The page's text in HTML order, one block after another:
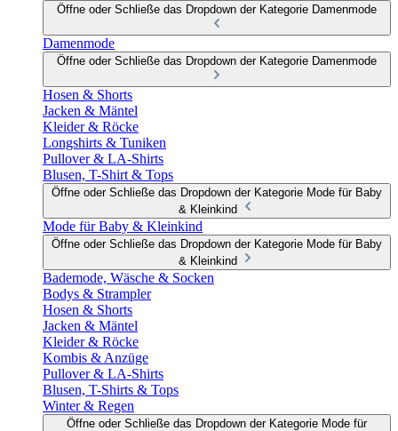
Öffne oder Schließe das Dropdown der Kategorie Damenmode
Damenmode
Öffne oder Schließe das Dropdown der Kategorie Damenmode
Hosen & Shorts
Jacken & Mäntel
Kleider & Röcke
Longshirts & Tuniken
Pullover & LA-Shirts
Blusen, T-Shirt & Tops
Öffne oder Schließe das Dropdown der Kategorie Mode für Baby
& Kleinkind
Mode für Baby & Kleinkind
Öffne oder Schließe das Dropdown der Kategorie Mode für Baby
& Kleinkind
Bademode, Wäsche & Socken
Bodys & Strampler
Hosen & Shorts
Jacken & Mäntel
Kleider & Röcke
Kombis & Anzüge
Pullover & LA-Shirts
Blusen, T-Shirts & Tops
Winter & Regen
Öffne oder Schließe das Dropdown der Kategorie Mode für